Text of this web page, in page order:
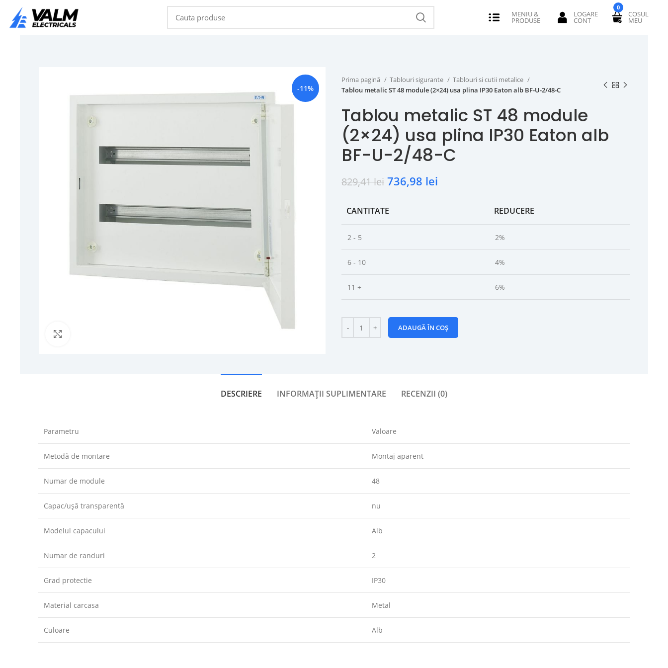
0
-11%
Prima pagină Tablouri sigurante
Tablouri si cutii metalice
Tablou metalic ST 48 module (2×24) usa plina IP30 Eaton alb BF-U-2/48-C
Tablou metalic ST 48 module
(2×24) usa plina IP30 Eaton alb
BF-U-2/48-C
829,41lei 736,98 lei
CANTITATE REDUCERE
2 - 5 2%
6 - 10 4%
11 + 6%
ADAUGĂ ÎN COȘ
DESCRIERE INFORMAȚII SUPLIMENTARE RECENZII (0)
Parametru Valoare
Metodă de montare Montaj aparent
Numar de module 48
Capac/ușă transparentă nu
Modelul capacului Alb
Numar de randuri 2
Grad protectie IP30
Material carcasa Metal
Culoare Alb